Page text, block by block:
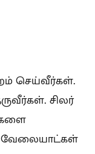
செய்வீர்கள்.
சிலர்
வேலையாட்கள்